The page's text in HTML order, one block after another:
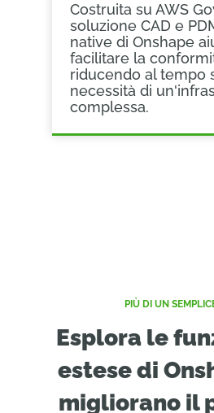
Costruita su AWS
soluzione CAD e
native di Onshape
facilitare la
riducendo al tempo
necessità di
complessa.
PIÙ DI UN
Esplora le
estese di
migliorano il